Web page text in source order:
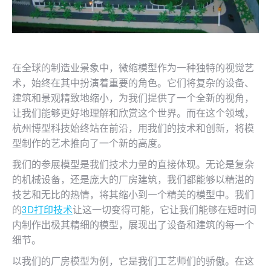
在全球的制造业景象中，微缩模型作为一种独特的视觉艺
术，始终在其中扮演着重要的角色。它们将复杂的设备、
建筑和景观精致地缩小，为我们提供了一个全新的视角，
让我们能够更好地理解和欣赏这个世界。而在这个领域，
杭州博型科技始终站在前沿，用我们的技术和创新，将模
型制作的艺术推向了一个新的高度。
我们的参展模型是我们技术力量的直接体现。无论是复杂
的机械设备，还是庞大的厂房建筑，我们都能够以精湛的
技艺和无比的热情，将其缩小到一个精美的模型中。我们
的3D打印技术让这一切变得可能，它让我们能够在短时间
内制作出极其精细的模型，展现出了设备和建筑的每一个
细节。
以我们的厂房模型为例，它是我们工艺师们的骄傲。在这